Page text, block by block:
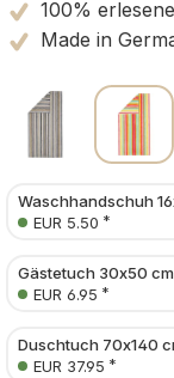
100%
Made in
Waschhandschuh
EUR 5.50 *
Gästetuch 30x50 cm
EUR 6.95 *
Duschtuch 70x140
EUR 37.95 *